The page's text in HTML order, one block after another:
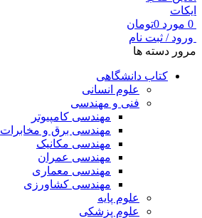
0 مورد 0تومان
ورود / ثبت نام
مرور دسته ها
کتاب دانشگاهی
علوم انسانی
فنی و مهندسی
مهندسی کامپیوتر
مهندسی برق و مخابرات
مهندسی مکانیک
مهندسی عمران
مهندسی معماری
مهندسی کشاورزی
علوم پایه
علوم پزشکی